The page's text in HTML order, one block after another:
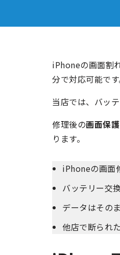
iPhoneの画面割
分で対応可能です
当店では、バッ
修理後の画面保
ります。
iPhoneの画面
バッテリー交
データはその
他店で断られ